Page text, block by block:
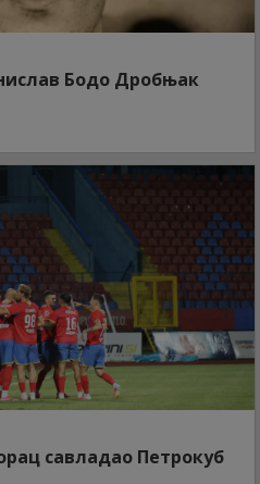
Бодо Дробњак
савладао Петрокуб